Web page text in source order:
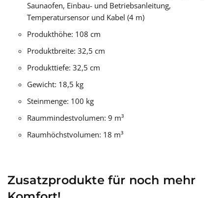
Saunaofen, Einbau- und Betriebsanleitung,
Temperatursensor und Kabel (4 m)
Produkthöhe: 108 cm
Produktbreite: 32,5 cm
Produkttiefe: 32,5 cm
Gewicht: 18,5 kg
Steinmenge: 100 kg
Raummindestvolumen: 9 m³
Raumhöchstvolumen: 18 m³
Zusatzprodukte für noch mehr